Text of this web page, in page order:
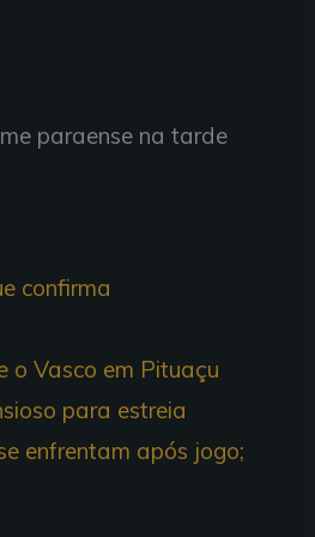
paraense na tarde
confirma
o Vasco em Pituaçu
para estreia
enfrentam após jogo;